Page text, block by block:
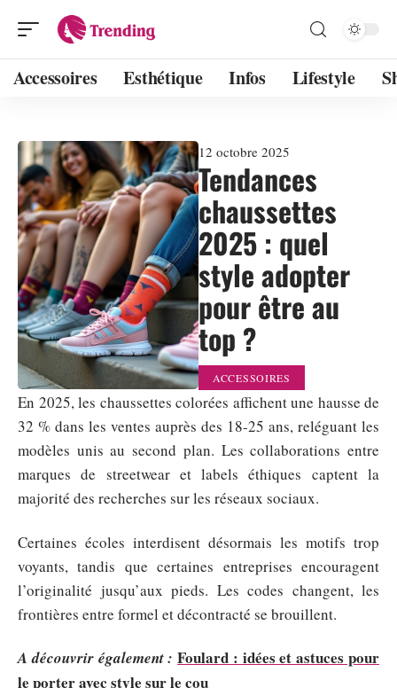
Accessoires Esthétique Infos Lifestyle
12 octobre 2025
Tendances
chaussettes
2025 : quel
style adopter
pour être au
top ?
ACCESSOIRES
En 2025, les chaussettes colorées affichent une hausse de
32 % dans les ventes auprès des 18-25 ans, reléguant les
modèles unis au second plan. Les collaborations entre
marques de streetwear et labels éthiques captent la
majorité des recherches sur les réseaux sociaux.
Certaines écoles interdisent désormais les motifs trop
voyants, tandis que certaines entreprises encouragent
l’originalité jusqu’aux pieds. Les codes changent, les
frontières entre formel et décontracté se brouillent.
A découvrir également : Foulard : idées et astuces pour
le porter avec style sur le cou